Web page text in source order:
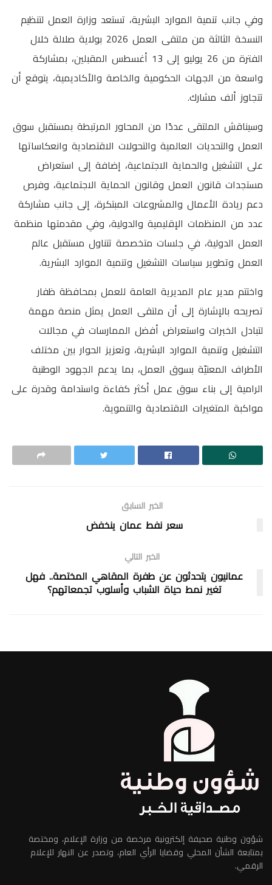
وفي جانب تنمية الموارد البشرية، تستعد وزارة العمل لتنظيم
النسخة الثالثة من ملتقى العمل 2026 بولاية صلالة خلال
الفترة من 26 يوليو إلى 13 أغسطس المقبلين، بمشاركة
واسعة من الجهات الحكومية والخاصة والأكاديمية، يتوقع أن
تتجاوز ألف مشارك.
وسيناقش الملتقى عددًا من المحاور المرتبطة بمستقبل سوق
العمل والتحديات العالمية والتحولات الاقتصادية وانعكاساتها
على التشغيل والحماية الاجتماعية، إضافة إلى استعراض
مستجدات قانون العمل وقانون الحماية الاجتماعية، وفرص
دعم ريادة الأعمال والمشروعات المبتكرة، إلى جانب مشاركة
عدد من المنظمات الإقليمية والدولية، وفي مقدمتها منظمة
العمل الدولية، في جلسات متخصصة تتناول مستقبل عالم
العمل وتطوير سياسات التشغيل وتنمية الموارد البشرية.
واختتم مدير عام المديرية العامة للعمل بمحافظة ظفار
تصريحه بالإشارة إلى أن ملتقى العمل يمثل منصة مهمة
لتبادل الخبرات واستعراض أفضل الممارسات في مجالات
التشغيل وتنمية الموارد البشرية، وتعزيز الحوار بين مختلف
الأطراف المعنيّة بسوق العمل، بما يدعم الجهود الوطنية
الرامية إلى بناء سوق عمل أكثر كفاءة واستدامة وقدرة على
مواكبة المتغيرات الاقتصادية والتنموية.
الخبر السابق
سعر نفط عمان ينخفض
الخبر التالي
عمانيون يتحدثون عن طفرة المقاهي المختصة.. فهل
تغير نمط حياة الشباب وأسلوب تجمعاتهم؟
شؤون وطنية صحيفة إلكترونية مرخصة من وزارة الإعلام، ومختصة
بمتابعة الشأن المحلي وقضايا الرأي العام، وتصدر عن النهار للإعلام
الرقمي.